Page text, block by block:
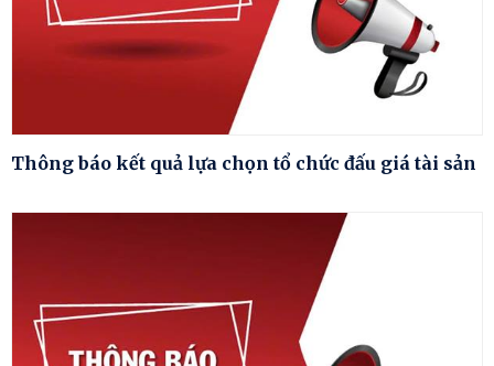
Thông báo kết quả lựa chọn tổ chức đấu giá tài sản